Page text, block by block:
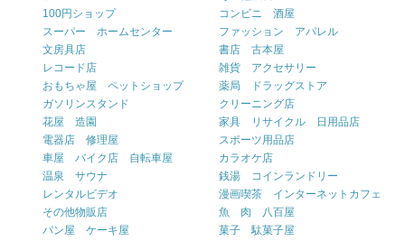
100円ショップ
コンビニ 酒屋
スーパー ホームセンター
ファッション アパレル
文房具店
書店 古本屋
レコード店
雑貨 アクセサリー
おもちゃ屋 ペットショップ
薬局 ドラッグストア
ガソリンスタンド
クリーニング店
花屋 造園
家具 リサイクル 日用品店
電器店 修理屋
スポーツ用品店
車屋 バイク店 自転車屋
カラオケ店
温泉 サウナ
銭湯 コインランドリー
レンタルビデオ
漫画喫茶 インターネットカフェ
その他物販店
魚 肉 八百屋
パン屋 ケーキ屋
菓子 駄菓子屋